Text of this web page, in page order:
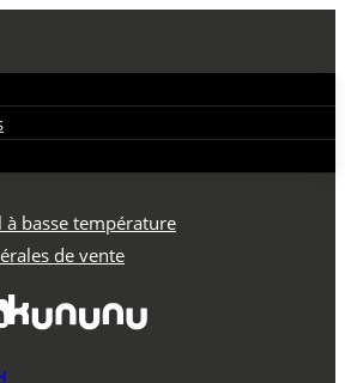
à basse température
de vente